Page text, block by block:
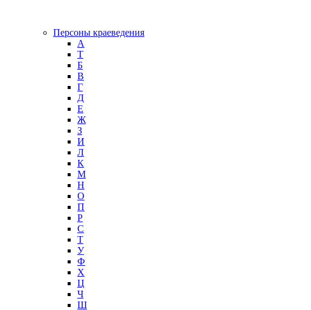
Персоны краеведения
А
T
Б
В
Г
Д
Е
Ж
З
И
Л
К
М
Н
О
П
Р
С
Т
У
Ф
Х
Ц
Ч
Ш